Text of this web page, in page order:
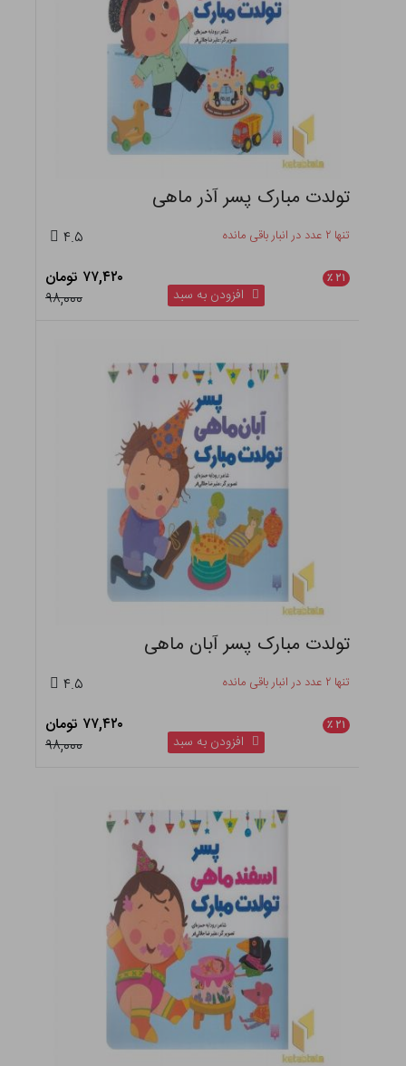
تولدت مبارک پسر آذر ماهی
تنها ۲ عدد در انبار باقی مانده ۴.۵
۲۱ ٪
۷۷,۴۲۰ تومان
۹۸,۰۰۰
افزودن به سبد
تولدت مبارک پسر آبان ماهی
تنها ۲ عدد در انبار باقی مانده ۴.۵
۲۱ ٪
۷۷,۴۲۰ تومان
۹۸,۰۰۰
افزودن به سبد